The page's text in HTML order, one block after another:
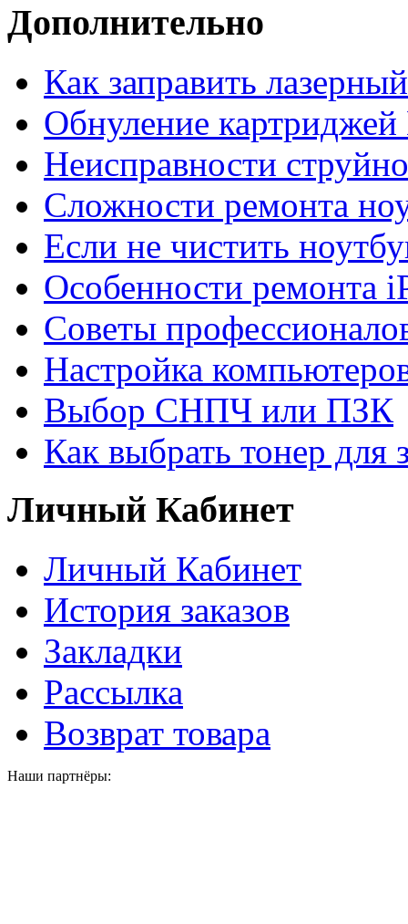
Дополнительно
Как заправить
Обнуление
Неисправности
Сложности ремонта
Если не чистить
Особенности ремонта
Советы
Настройка
Выбор СНПЧ или ПЗК
Как выбрать тонер для
Личный Кабинет
Личный Кабинет
История заказов
Закладки
Рассылка
Возврат товара
Наши партнёры: